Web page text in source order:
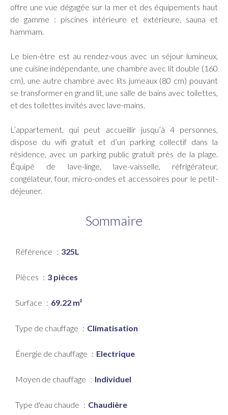
offre une vue dégagée sur la mer et des équipements haut
de gamme : piscines intérieure et extérieure, sauna et
hammam.
Le bien-être est au rendez-vous avec un séjour lumineux,
une cuisine indépendante, une chambre avec lit double (160
cm), une autre chambre avec lits jumeaux (80 cm) pouvant
se transformer en grand lit, une salle de bains avec toilettes,
et des toilettes invités avec lave-mains.
L’appartement, qui peut accueillir jusqu’à 4 personnes,
dispose du wifi gratuit et d’un parking collectif dans la
résidence, avec un parking public gratuit près de la plage.
Équipé de lave-linge, lave-vaisselle, réfrigérateur,
congélateur, four, micro-ondes et accessoires pour le petit-
déjeuner.
Sommaire
Référence 325L
Pièces 3 pièces
Surface 69.22 m²
Type de chauffage Climatisation
Énergie de chauffage Electrique
Moyen de chauffage Individuel
Type d'eau chaude Chaudière